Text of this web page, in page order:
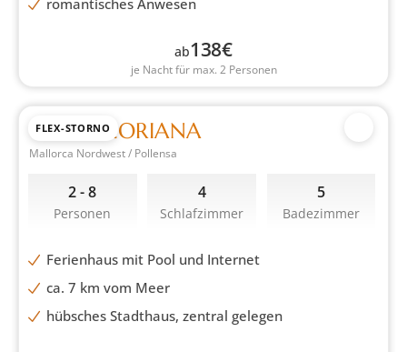
romantisches Anwesen
ab138€
je Nacht für max. 2 Personen
FLEX-STORNO
CASA GLORIANA
Mallorca Nordwest / Pollensa
2 - 8
Personen
4
Schlafzimmer
5
Badezimmer
Ferienhaus mit Pool und Internet
ca. 7 km vom Meer
hübsches Stadthaus, zentral gelegen